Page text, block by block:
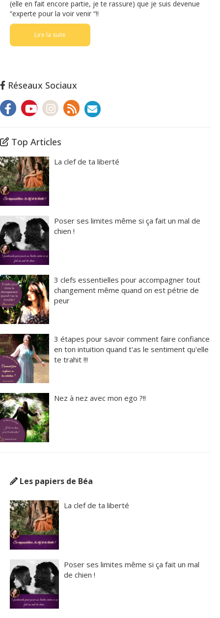
(elle en fait encore partie, je te rassure) que je suis devenue
“experte pour la voir venir “!!
Lire la suite
Réseaux Sociaux
Top Articles
La clef de ta liberté
Poser ses limites même si ça fait un mal de
chien !
3 clefs essentielles pour accompagner tout
changement même quand on est pétrie de
peur
3 étapes pour savoir comment faire confiance
en ton intuition quand t'as le sentiment qu'elle
te trahit !!!
Nez à nez avec mon ego ?!!
Les papiers de Béa
La clef de ta liberté
Poser ses limites même si ça fait un mal
de chien !